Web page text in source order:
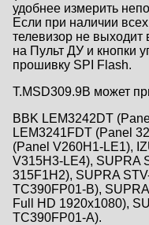
удобнее измерить
Если при наличии
телевизор не выходит
на Пульт ДУ и кнопки
прошивку SPI Flash.
T.MSD309.9B может
BBK LEM3242DT
LEM3241FDT (Panel
(Panel V260H1-LE1),
V315H3-LE4), SUPRA
315F1H2), SUPRA
TC390FP01-B),
Full HD 1920x1080),
TC390FP01-A).